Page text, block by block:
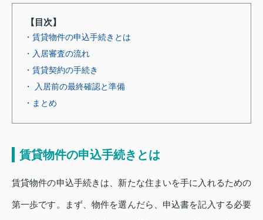
【目次】
・賃貸物件の申込手続きとは
・入居審査の流れ
・賃貸契約の手続き
・ 入居前の最終確認と準備
・まとめ
賃貸物件の申込手続きとは
賃貸物件の申込手続きは、新たな住まいを手に入れるための
第一歩です。まず、物件を選んだら、申込書を記入する必要